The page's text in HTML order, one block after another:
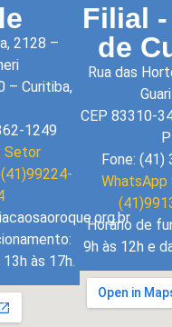
2128 –
– Curitiba,
1249
Setor
às 17h.
Filial
de
Rua das
CEP 83310-
Fone: (41)
WhatsApp
Horário de
9h às 12h e